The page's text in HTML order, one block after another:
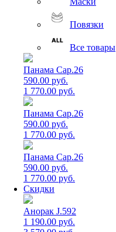
Повязки
Все товары
Панама Cap.26
590.00 руб.
1 770.00 руб.
Панама Cap.26
590.00 руб.
1 770.00 руб.
Панама Cap.26
590.00 руб.
1 770.00 руб.
Скидки
Анорак J.592
1 190.00 руб.